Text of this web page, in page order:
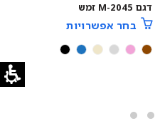
דגם M-2045 זמש
בחר אפשרויות